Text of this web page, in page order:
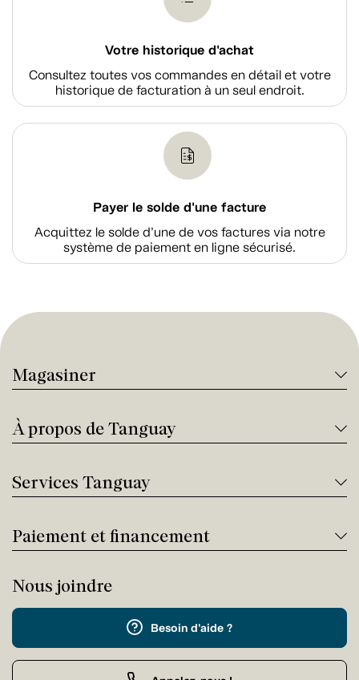
Votre historique d'achat
Consultez toutes vos commandes en détail et votre
historique de facturation à un seul endroit.
Payer le solde d'une facture
Acquittez le solde d’une de vos factures via notre
système de paiement en ligne sécurisé.
Magasiner
À propos de Tanguay
Services Tanguay
Paiement et financement
Nous joindre
Besoin d'aide ?